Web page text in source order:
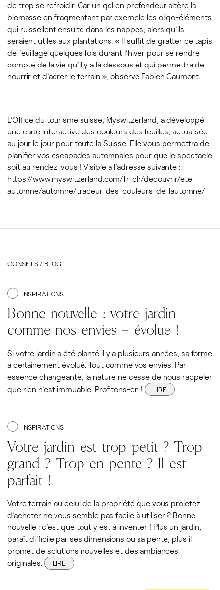
de trop se refroidir. Car un gel en profondeur altère la
biomasse en fragmentant par exemple les oligo-éléments
qui ruissellent ensuite dans les nappes, alors qu’ils
seraient utiles aux plantations. « Il suffit de gratter ce tapis
de feuillage quelques fois durant l’hiver pour se rendre
compte de la vie qu’il y a là dessous et qui permettra de
nourrir et d’aérer le terrain », observe Fabien Caumont.
L’Office du tourisme suisse, Myswitzerland, a développé
une carte interactive des couleurs des feuilles, actualisée
au jour le jour pour toute la Suisse. Elle vous permettra de
planifier vos escapades automnales pour que le spectacle
soit au rendez-vous ! Visible à l’adresse suivante :
https://www.myswitzerland.com/fr-ch/decouvrir/ete-
automne/automne/traceur-des-couleurs-de-lautomne/
CONSEILS / BLOG
INSPIRATIONS
Bonne nouvelle : votre jardin –
comme nos envies – évolue !
Si votre jardin a été planté il y a plusieurs années, sa forme
a certainement évolué. Tout comme vos envies. Par
essence changeante, la nature ne cesse de nous rappeler
que rien n’est immuable. Profitons-en !
LIRE
INSPIRATIONS
Votre jardin est trop petit ? Trop
grand ? Trop en pente ? Il est
parfait !
Votre terrain ou celui de la propriété que vous projetez
d’acheter ne vous semble pas facile à utiliser ? Bonne
nouvelle : c’est que tout y est à inventer ! Plus un jardin,
paraît difficile par ses dimensions ou sa pente, plus il
promet de solutions nouvelles et des ambiances
originales.
LIRE